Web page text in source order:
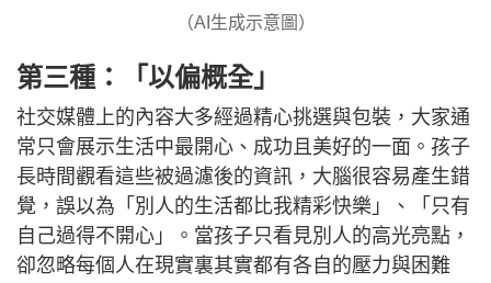
（AI生成示意圖）
第三種：「以偏概全」
社交媒體上的內容大多經過精心挑選與包裝，大家通
常只會展示生活中最開心、成功且美好的一面。孩子
長時間觀看這些被過濾後的資訊，大腦很容易產生錯
覺，誤以為「別人的生活都比我精彩快樂」、「只有
自己過得不開心」。當孩子只看見別人的高光亮點，
卻忽略每個人在現實裏其實都有各自的壓力與困難